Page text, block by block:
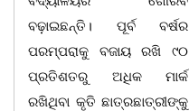
ବଢ଼ାଇଛନ୍ତି। ପୂର୍ବ ବର୍ଷର
ପରମ୍ପରାକୁ ବଜାୟ ରଖି ୯୦
ପ୍ରତିଶତରୁ ଅଧିକ ମାର୍କ
ରଖିଥିବା କୃତି ଛାତ୍ରଛାତ୍ରୀଙ୍କୁ